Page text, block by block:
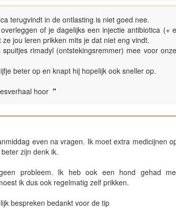
terugvindt in de ontlasting is niet goed nee.
of je dagelijks een injectie antibiotica (+
jou leren prikken mits je dat niet eng vindt.
spuitjes rimadyl (ontstekingsremmer) mee voor
beter op en knapt hij hopelijk ook sneller op.
hoor "
even na vragen. Ik moet extra medicijnen
zijn denk ik.
probleem. Ik heb ook een hond gehad
ik dus ook regelmatig zelf prikken.
bespreken bedankt voor de tip